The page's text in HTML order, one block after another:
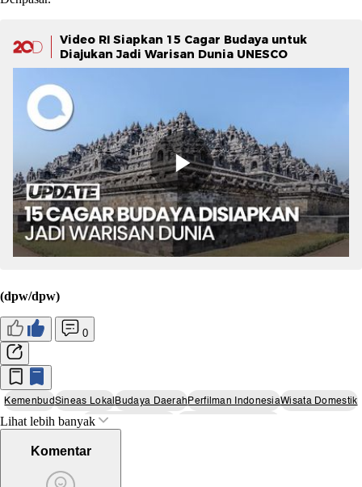
Video RI Siapkan 15 Cagar Budaya untuk
Diajukan Jadi Warisan Dunia UNESCO
(dpw/dpw)
0
KemenbudSineas LokalBudaya DaerahPerfilman IndonesiaWisata Domestik
Ekosistem Perfilman
Lihat lebih banyak
Komentar